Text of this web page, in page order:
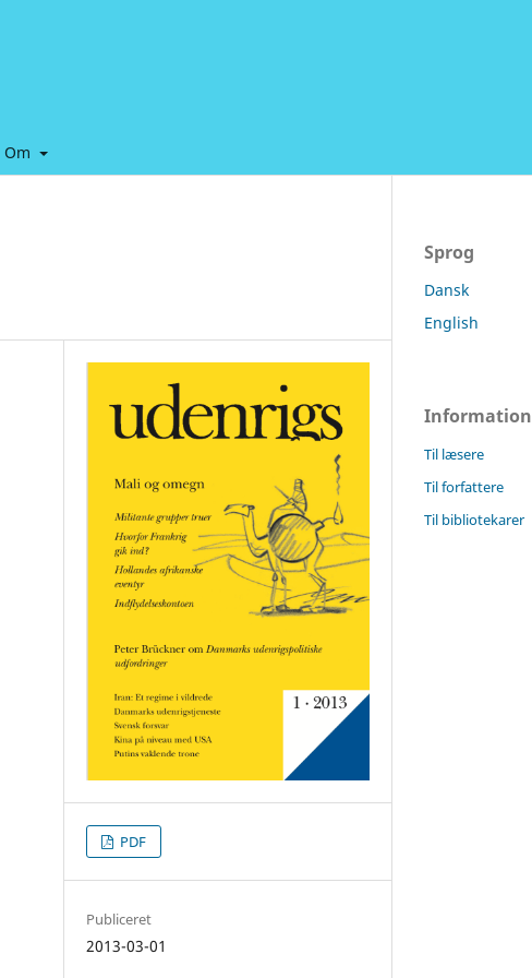
Om
PDF
Publiceret
2013-03-01
Sprog
Dansk
English
Information
Til læsere
Til forfattere
Til bibliotekarer